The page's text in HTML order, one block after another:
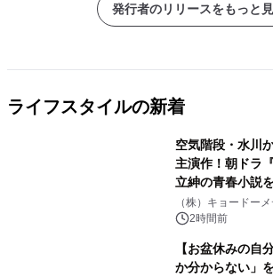
発行者のリリースをもっと
ライフスタイルの新着
空気階段・水川
主演作！朝ドラ
立紳の青春小説
マジで来い』キ
（株）キョードー
2時間前
【お盆休みの自
か分からない」